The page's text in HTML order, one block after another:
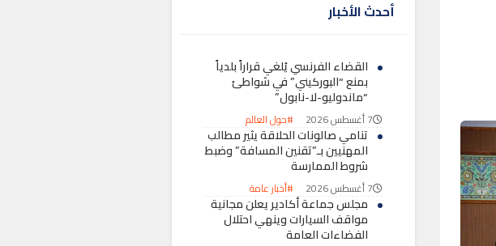
أحدث الأخبار
القضاء الفرنسي يُلغي قراراً بلدياً
بمنع “البوركيني” في شواطئ
“ماندوليو-لا-نابول”
7 أغسطس 2026 #حول العالم
تنامي صالونات الحلاقة يثير مطالب
المهنيين بـ”تقنين المسافة” وضبط
شروط الممارسة
7 أغسطس 2026 #أخبار عامة
مجلس جماعة أكادير يعلن مجانية
مواقف السيارات وينهي احتلال
الفضاءات العامة